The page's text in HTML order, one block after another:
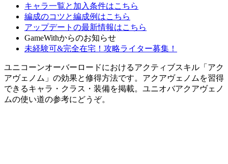
キャラ一覧と加入条件はこちら
編成のコツと編成例はこちら
アップデートの最新情報はこちら
GameWithからのお知らせ
未経験可&完全在宅！攻略ライター募集！
ユニコーンオーバーロードにおけるアクティブスキル「アク
アヴェノム」の効果と修得方法です。アクアヴェノムを習得
できるキャラ・クラス・装備を掲載。ユニオバアクアヴェノ
ムの使い道の参考にどうぞ。